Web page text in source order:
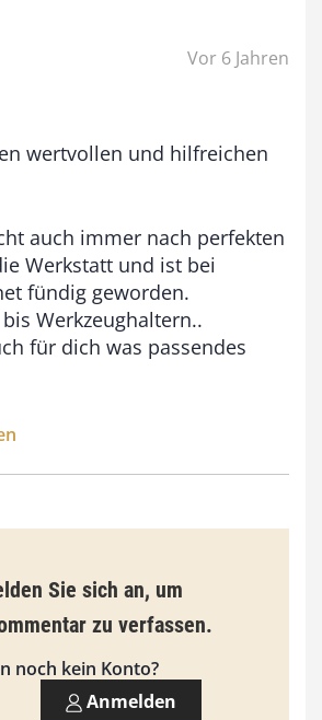
3
0
0
€
Vor 6 Jahren
wertvollen und hilfreichen
auch immer nach perfekten
Werkstatt und ist bei
fündig geworden.
Werkzeughaltern..
für dich was passendes
Sie sich an, um
zu verfassen.
noch kein Konto?
Anmelden